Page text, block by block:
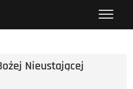
ZABYTKI KRAKOWA, KOŚCIOŁY KRAKOWA
Nieustającej